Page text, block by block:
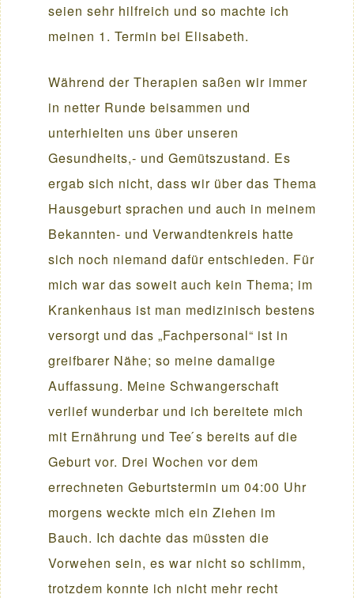
seien sehr hilfreich und so machte ich
meinen 1. Termin bei Elisabeth.
Während der Therapien saßen wir immer
in netter Runde beisammen und
unterhielten uns über unseren
Gesundheits,- und Gemütszustand. Es
ergab sich nicht, dass wir über das Thema
Hausgeburt sprachen und auch in meinem
Bekannten- und Verwandtenkreis hatte
sich noch niemand dafür entschieden. Für
mich war das soweit auch kein Thema; im
Krankenhaus ist man medizinisch bestens
versorgt und das „Fachpersonal“ ist in
greifbarer Nähe; so meine damalige
Auffassung. Meine Schwangerschaft
verlief wunderbar und ich bereitete mich
mit Ernährung und Tee ́s bereits auf die
Geburt vor. Drei Wochen vor dem
errechneten Geburtstermin um 04:00 Uhr
morgens weckte mich ein Ziehen im
Bauch. Ich dachte das müssten die
Vorwehen sein, es war nicht so schlimm,
trotzdem konnte ich nicht mehr recht